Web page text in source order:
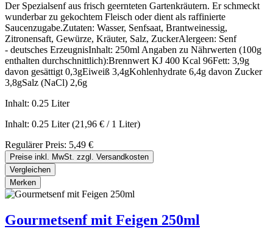
Der Spezialsenf aus frisch geernteten Gartenkräutern. Er schmeckt
wunderbar zu gekochtem Fleisch oder dient als raffinierte
Saucenzugabe.Zutaten: Wasser, Senfsaat, Brantweinessig,
Zitronensaft, Gewürze, Kräuter, Salz, ZuckerAlergeen: Senf
- deutsches ErzeugnisInhalt: 250ml Angaben zu Nährwerten (100g
enthalten durchschnittlich):Brennwert KJ 400 Kcal 96Fett: 3,9g
davon gesättigt 0,3gEiweiß 3,4gKohlenhydrate 6,4g davon Zucker
3,8gSalz (NaCl) 2,6g
Inhalt: 0.25 Liter
Inhalt: 0.25 Liter(21,96 € / 1 Liter)
Regulärer Preis: 5,49 €
Preise inkl. MwSt. zzgl. Versandkosten
Vergleichen
Merken
Gourmetsenf mit Feigen 250ml